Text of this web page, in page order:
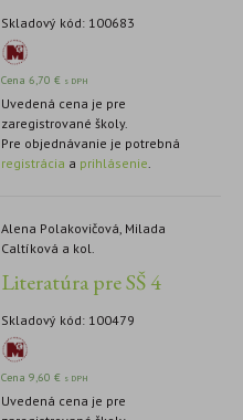
Skladový kód: 100683
Cena6,70€ s DPH
Uvedená cena je pre
zaregistrované školy.
Pre objednávanie je potrebná
registrácia a prihlásenie.
Alena Polakovičová, Milada
Caltíková a kol.
Literatúra pre SŠ 4
Skladový kód: 100479
Cena9,60€ s DPH
Uvedená cena je pre